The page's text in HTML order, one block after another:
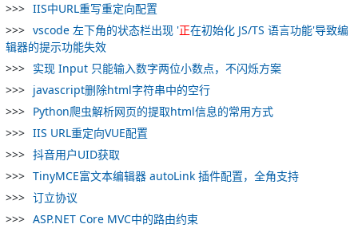
IIS中URL重写重定向配置
vscode 左下角的状态栏出现 '正在初始化 JS/TS 语言功能'导致编
辑器的提示功能失效
实现 Input 只能输入数字两位小数点，不闪烁方案
javascript删除html字符串中的空行
Python爬虫解析网页的提取html信息的常用方式
IIS URL重定向VUE配置
抖音用户UID获取
TinyMCE富文本编辑器 autoLink 插件配置，全角支持
订立协议
ASP.NET Core MVC中的路由约束